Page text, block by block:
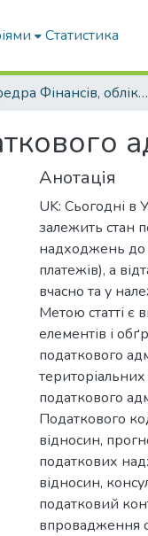
Статистика
Кафедра Фінансів, обліку і оподаткування
Анотація
UK: Сьогодні в
залежить стан
надходжень до
платежів), а
вчасно та у
Метою статті є
елементів і
податкового
податкового
Податкового
відносин,
податкових
відносин,
податковий
впровадження